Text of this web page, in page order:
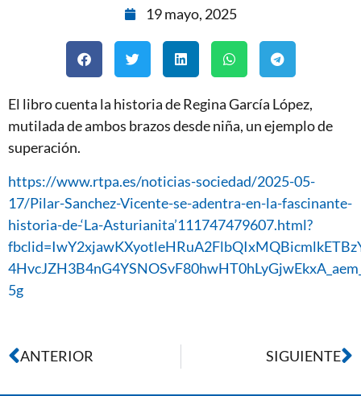
19 mayo, 2025
El libro cuenta la historia de Regina García López,
mutilada de ambos brazos desde niña, un ejemplo de
superación.
https://www.rtpa.es/noticias-sociedad/2025-05-
17/Pilar-Sanchez-Vicente-se-adentra-en-la-fascinante-
historia-de-‘La-Asturianita’111747479607.html?
5g
ANTERIOR SIGUIENTE